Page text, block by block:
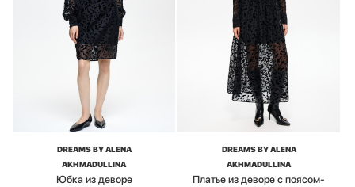
DREAMS BY ALENA
AKHMADULLINA
Юбка из деворе
DREAMS BY ALENA
AKHMADULLINA
Платье из деворе с поясом-